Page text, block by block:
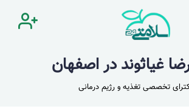
غیاثوند در اصفهان
تخصصی تغذیه و رژیم درمانی